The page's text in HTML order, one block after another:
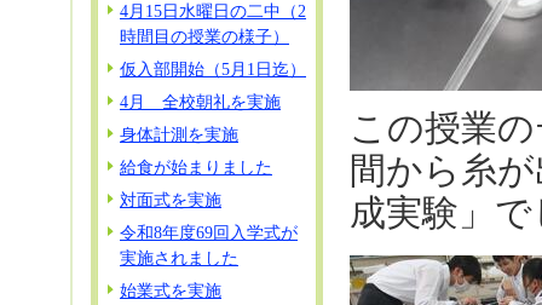
4月15日水曜日の二中（2
時間目の授業の様子）
仮入部開始（5月1日迄）
4月 全校朝礼を実施
身体計測を実施
給食が始まりました
対面式を実施
令和8年度69回入学式が
実施されました
始業式を実施
この授業
間から糸
成実験」